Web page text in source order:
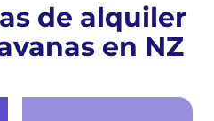
de alquiler
en NZ